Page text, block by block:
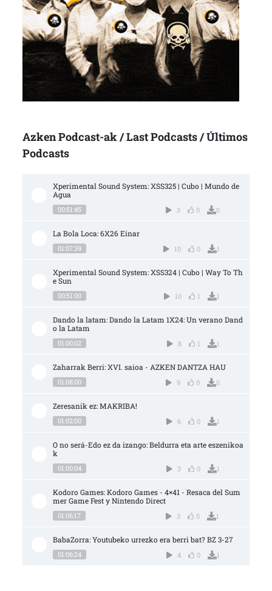
Azken Podcast-ak / Last Podcasts / Últimos
Podcasts
Xperimental Sound System: XSS325 | Cubo | Mundo de
Agua
00:51:45 3 0 0
La Bola Loca: 6X26 Einar
01:07:39 10 0 1
Xperimental Sound System: XSS324 | Cubo | Way To Th
e Sun
00:51:00 10 1 1
Dando la latam: Dando la Latam 1X24: Un verano Dand
o la Latam
01:00:02 8 1 1
Zaharrak Berri: XVI. saioa - AZKEN DANTZA HAU
01:08:00 9 0 0
Zeresanik ez: MAKRIBA!
01:02:00 6 0 1
O no será-Edo ez da izango: Beldurra eta arte eszenikoa
k
01:00:04 3 0 1
Kodoro Games: Kodoro Games - 4×41 - Resaca del Sum
mer Game Fest y Nintendo Direct
01:06:17 3 0 1
BabaZorra: Youtubeko urrezko era berri bat? BZ 3-27
01:06:24 4 0 1